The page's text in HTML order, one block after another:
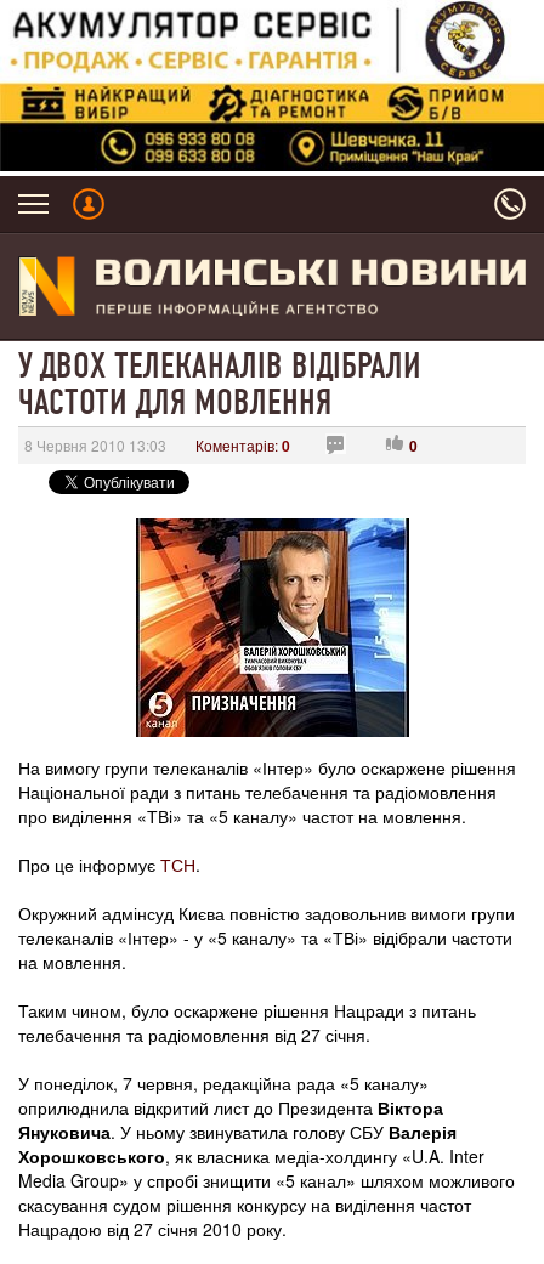
У ДВОХ ТЕЛЕКАНАЛІВ ВІДІБРАЛИ
ЧАСТОТИ ДЛЯ МОВЛЕННЯ
8 Червня 2010 13:03 Коментарів:0 0
На вимогу групи телеканалів «Інтер» було оскаржене рішення
Національної ради з питань телебачення та радіомовлення
про виділення «ТВі» та «5 каналу» частот на мовлення.
Про це інформує ТСН.
Окружний адмінсуд Києва повністю задовольнив вимоги групи
телеканалів «Інтер» - у «5 каналу» та «ТВі» відібрали частоти
на мовлення.
Таким чином, було оскаржене рішення Нацради з питань
телебачення та радіомовлення від 27 січня.
У понеділок, 7 червня, редакційна рада «5 каналу»
оприлюднила відкритий лист до Президента Віктора
Януковича. У ньому звинуватила голову СБУ Валерія
Хорошковського, як власника медіа-холдингу «U.A. Inter
Media Group» у спробі знищити «5 канал» шляхом можливого
скасування судом рішення конкурсу на виділення частот
Нацрадою від 27 січня 2010 року.